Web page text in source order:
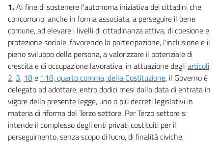
1.Al fine di sostenere l'autonoma iniziativa dei cittadini che
concorrono, anche in forma associata, a perseguire il bene
comune, ad elevare i livelli di cittadinanza attiva, di coesione e
protezione sociale, favorendo la partecipazione, l'inclusione e il
pieno sviluppo della persona, a valorizzare il potenziale di
crescita e di occupazione lavorativa, in attuazione degliarticoli
2, 3, 18e 118, quarto comma, della Costituzione, il Governo è
delegato ad adottare, entro dodici mesi dalla data di entrata in
vigore della presente legge, uno o più decreti legislativi in
materia di riforma del Terzo settore. Per Terzo settore si
intende il complesso degli enti privati costituiti per il
perseguimento, senza scopo di lucro, di finalità civiche,